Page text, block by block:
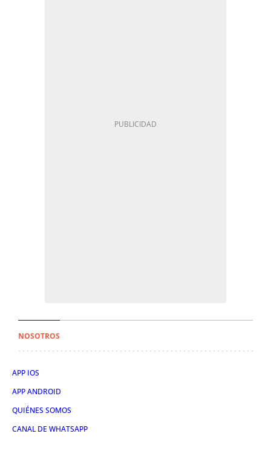
NOSOTROS
APP IOS
APP ANDROID
QUIÉNES SOMOS
CANAL DE WHATSAPP